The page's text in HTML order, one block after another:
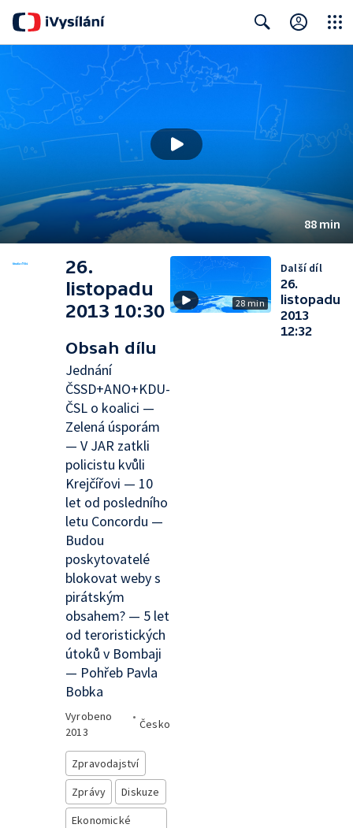
88 min
26.
listopadu
2013 10:30
Obsah dílu
Jednání
ČSSD+ANO+KDU-
ČSL o koalici —
Zelená úsporám
— V JAR zatkli
policistu kvůli
Krejčířovi — 10
let od posledního
letu Concordu —
Budou
poskytovatelé
blokovat weby s
pirátským
obsahem? — 5 let
od teroristických
útoků v Bombaji
— Pohřeb Pavla
Bobka
Vyrobeno
2013
•
Česko
Zpravodajství
Zprávy
Diskuze
Ekonomické
28 min
Další díl
26.
listopadu
2013
12:32